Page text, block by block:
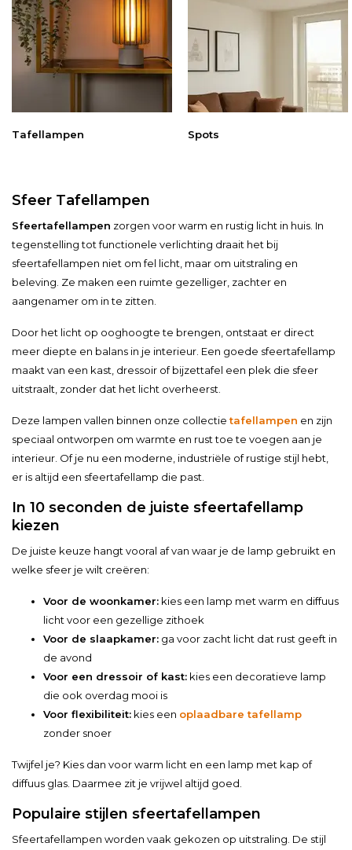
Tafellampen Spots
Sfeer Tafellampen
Sfeertafellampen zorgen voor warm en rustig licht in huis. In
tegenstelling tot functionele verlichting draait het bij
sfeertafellampen niet om fel licht, maar om uitstraling en
beleving. Ze maken een ruimte gezelliger, zachter en
aangenamer om in te zitten.
Door het licht op ooghoogte te brengen, ontstaat er direct
meer diepte en balans in je interieur. Een goede sfeertafellamp
maakt van een kast, dressoir of bijzettafel een plek die sfeer
uitstraalt, zonder dat het licht overheerst.
Deze lampen vallen binnen onze collectietafellampen en zijn
speciaal ontworpen om warmte en rust toe te voegen aan je
interieur. Of je nu een moderne, industriële of rustige stijl hebt,
er is altijd een sfeertafellamp die past.
In 10 seconden de juiste sfeertafellamp
kiezen
De juiste keuze hangt vooral af van waar je de lamp gebruikt en
welke sfeer je wilt creëren:
Voor de woonkamer: kies een lamp met warm en diffuus
licht voor een gezellige zithoek
Voor de slaapkamer: ga voor zacht licht dat rust geeft in
de avond
Voor een dressoir of kast: kies een decoratieve lamp
die ook overdag mooi is
Voor flexibiliteit: kies een oplaadbare tafellamp
zonder snoer
Twijfel je? Kies dan voor warm licht en een lamp met kap of
diffuus glas. Daarmee zit je vrijwel altijd goed.
Populaire stijlen sfeertafellampen
Sfeertafellampen worden vaak gekozen op uitstraling. De stijl